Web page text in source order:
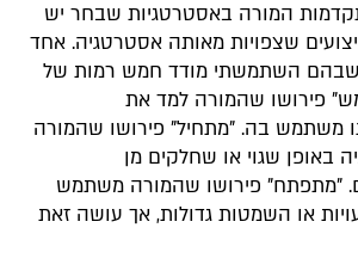
המורה באסטרטגיות שבחר יש
שצפויות מאותה אסטרטגיה. אחד
שבהם השתמשתי מודד חמש רמות של
פירושו שהמורה למד את
משתמש בה. "מתחיל" פירושו שהמורה
שגוי או שחלקים מן
"מתפתח" פירושו שהמורה משתמש
או השמטות גדולות, אך עושה זאת